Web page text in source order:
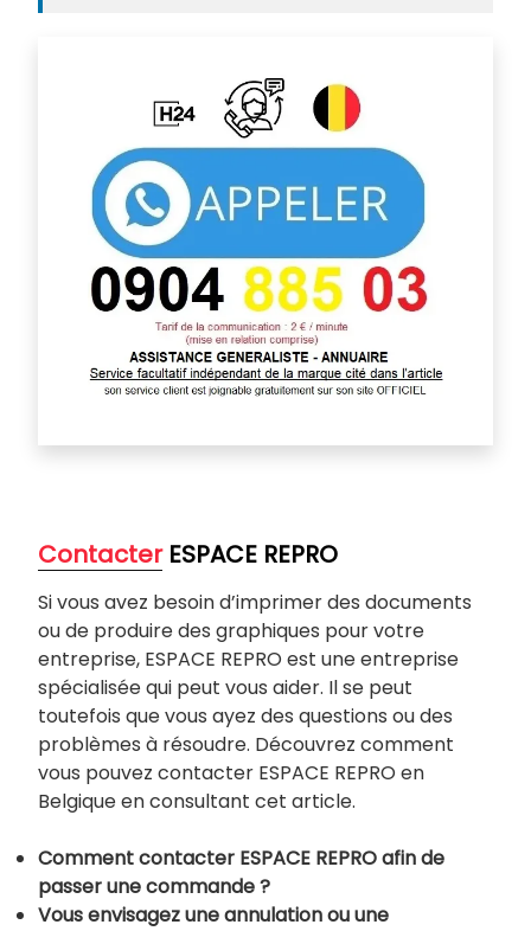
ContacterESPACE REPRO
Si vous avez besoin d’imprimer des documents
ou de produire des graphiques pour votre
entreprise, ESPACE REPRO est une entreprise
spécialisée qui peut vous aider. Il se peut
toutefois que vous ayez des questions ou des
problèmes à résoudre. Découvrez comment
vous pouvez contacter ESPACE REPRO en
Belgique en consultant cet article.
Comment contacter ESPACE REPRO afin de
passer une commande ?
Vous envisagez une annulation ou une